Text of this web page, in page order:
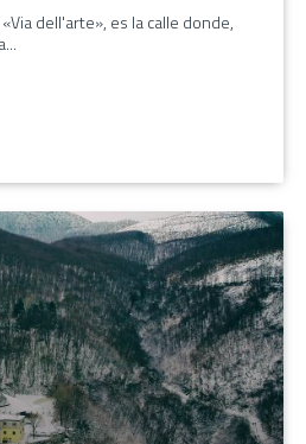
dell'arte», es la calle donde,